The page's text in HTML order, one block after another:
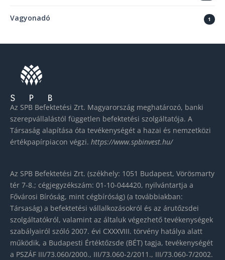
Vagyonadó 1
Az SPB Befektetési Zrt. Magyarország meghatározó, banki
szerepvállalástól független befektetési szolgáltatója. A
Társaság alapítása óta tevékenységét a hazai és nemzetközi
értékpapírpiacon végzi. https://www.spbinvest.hu/
Az SPB Befektetési Zrt. (székhely: 1051 Budapest, Vörösmarty
tér 7-8.; cégjegyzékszám: 01-10-044420, nyilvántartja a
Fővárosi Bíróság, mint cégbíróság) (a továbbiakban:
Társaság) a befektetési vállalkozásokról és az árutőzsdei
szolgáltatókról, valamint az általuk végezhető tevékenységek
szabályairól szóló 2007. évi CXXXVIII. törvény hatálya alatt
működik, a Budapesti Értéktőzsde (BÉT) tagja, tevékenységét
a PSZÁF III/73.060/2000., III/73.060-2/2011., III/73.060-7/2002.